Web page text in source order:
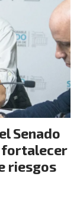
Senado
fortalecer
riesgos